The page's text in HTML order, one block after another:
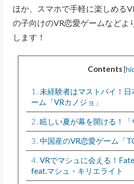
ほか、スマホで手軽に楽しめる
の子向けのVR恋愛ゲームなどよ
します！
Contents [
1
未経験者はマストバイ！
ーム「VRカノジョ」
2 眩しい夏が幕を開ける！「
3 中国産のVR恋愛ゲーム「
4 VRでマシュに会える！
feat.マシュ・キリエライト